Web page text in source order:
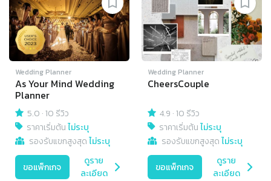
Wedding Planner
As Your Mind Wedding
Planner
5.0 ·10 รีวิว
ราคาเริ่มต้นไม่ระบุ
รองรับแขกสูงสุดไม่ระบุ
ขอแพ็กเกจ
ดูราย
ละเอียด
Wedding Planner
CheersCouple
4.9 ·10 รีวิว
ราคาเริ่มต้นไม่ระบุ
รองรับแขกสูงสุดไม่ระบุ
ขอแพ็กเกจ
ดูราย
ละเอียด